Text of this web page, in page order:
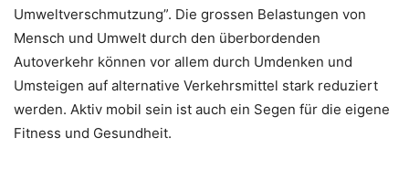
Umweltverschmutzung”. Die grossen Belastungen von
Mensch und Umwelt durch den überbordenden
Autoverkehr können vor allem durch Umdenken und
Umsteigen auf alternative Verkehrsmittel stark reduziert
werden. Aktiv mobil sein ist auch ein Segen für die eigene
Fitness und Gesundheit.